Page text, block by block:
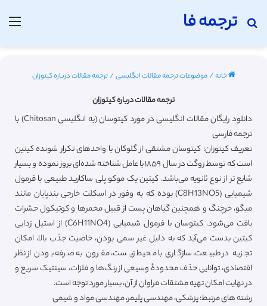
ترجمه فا
جستجو برای
خانه/موضوعات ترجمه مقالات انگلیسی/ترجمه مقالات درباره کیتوزان
ترجمه مقالات درباره کیتوزان
دانلود رایگان مقالات انگلیسی در مورد کیتوسان (به انگلیسی Chitosan) با
ترجمه فارسی
تعریف کیتوزان: کیتوسان مشتقی از گلوکان با واحدهای تکرار شونده کیتین
است که توسط روگت در سال ۱۸۵۹ با عامل شناخته شده‌ای بروز نموده و بسیار
شایع تر از نوع ثانویه می‌باشد. کیتین یک موکو پلی ساکارید طبیعی با فرمول
شیمیایی (C8H13NO5) بوده که به وفور در اسکلت خارجی بندپایان مانند
میگو، خرچنگ و همچنین گیاهان پست از قبیل مخمرها و کوتیکول حشرات
یافت می‌شود. کیتوسان با فرمول شیمیایی (C6H11NO4) از استیل زدایی
کیتین بدست می‌آید که به دلیل غیر سمی بودن، خاصیت جذب بالا، امکان
تجزیه در طبیعت، سازگاری با محیط زیست، مقرون به صرفه بودن از نظر
اقتصادی، توانایی حذف محدودهٔ وسیعی از رنگ‌ها و فلزات، سینتیک سریع و
در نهایت امکان تهیه مشتقات فراوان از آن، بسیار مورد توجه است.
رشته های مرتبط: پزشکی، مهندسی پلیمر، مهندسی مواد و شیمی